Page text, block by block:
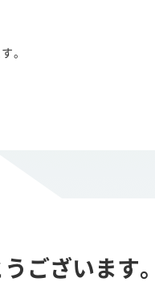
。
ございます。